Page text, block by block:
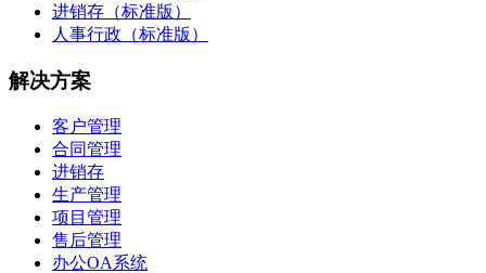
进销存（标准版）
人事行政（标准版）
解决方案
客户管理
合同管理
进销存
生产管理
项目管理
售后管理
办公OA系统